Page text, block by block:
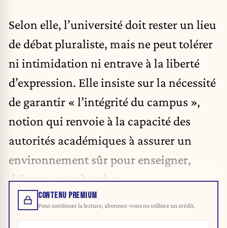
Selon elle, l’université doit rester un lieu
de débat pluraliste, mais ne peut tolérer
ni intimidation ni entrave à la liberté
d’expression. Elle insiste sur la nécessité
de garantir « l’intégrité du campus »,
notion qui renvoie à la capacité des
autorités académiques à assurer un
environnement sûr pour enseigner,
débattre et rechercher.
CONTENU PREMIUM
Pour continuer la lecture, abonnez-vous ou utilisez un crédit.